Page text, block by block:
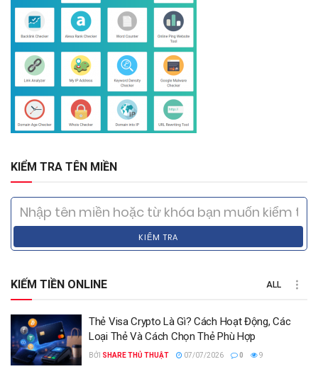
KIỂM TRA TÊN MIỀN
KIỂM TRA
KIẾM TIỀN ONLINE ALL
Thẻ Visa Crypto Là Gì? Cách Hoạt Động, Các
Loại Thẻ Và Cách Chọn Thẻ Phù Hợp
BỞI SHARE THỦ THUẬT 07/07/2026 0 9